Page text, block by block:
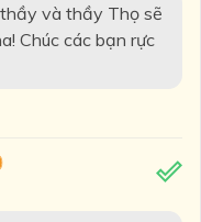
và thầy Thọ sẽ
Chúc các bạn rực